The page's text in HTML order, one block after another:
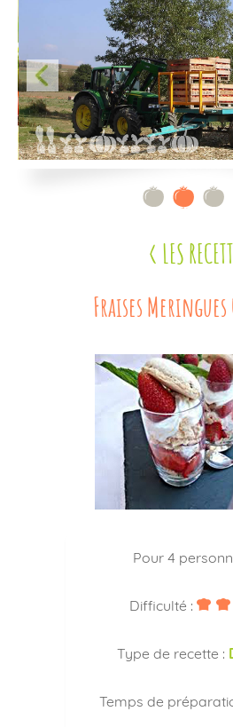
Les recettes
Contact
< LES
Fraises
Pour 4
Difficulté :
Type de recette :
Temps de